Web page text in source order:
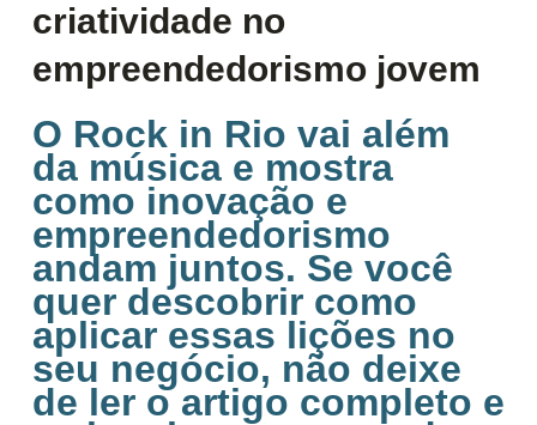
criatividade no
empreendedorismo jovem
O Rock in Rio vai além
da música e mostra
como inovação e
empreendedorismo
andam juntos. Se você
quer descobrir como
aplicar essas lições no
seu negócio, não deixe
de ler o artigo completo e